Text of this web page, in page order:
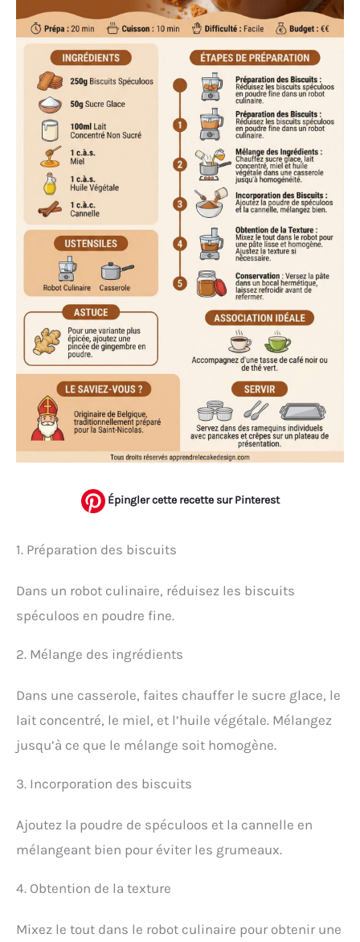
Épingler cette recette sur Pinterest
1. Préparation des biscuits
Dans un robot culinaire, réduisez les biscuits
spéculoos en poudre fine.
2. Mélange des ingrédients
Dans une casserole, faites chauffer le sucre glace, le
lait concentré, le miel, et l’huile végétale. Mélangez
jusqu’à ce que le mélange soit homogène.
3. Incorporation des biscuits
Ajoutez la poudre de spéculoos et la cannelle en
mélangeant bien pour éviter les grumeaux.
4. Obtention de la texture
Mixez le tout dans le robot culinaire pour obtenir une